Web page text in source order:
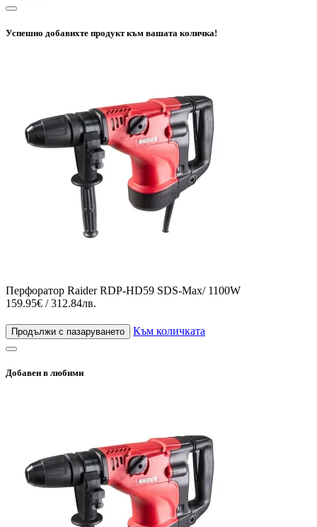
Успешно добавихте продукт към вашата количка!
Перфоратор Raider RDP-HD59 SDS-Max/ 1100W
159.95€ / 312.84лв.
Продължи с пазаруването Към количката
Добавен в любими